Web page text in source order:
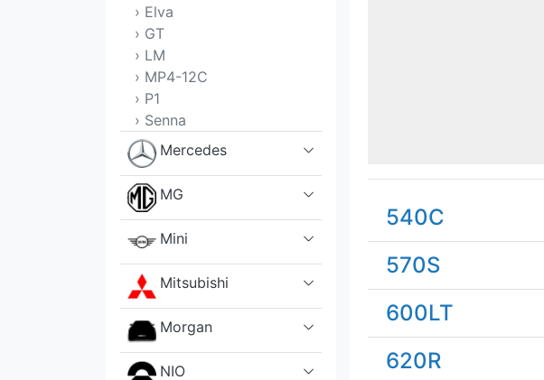
› Elva
› GT
› LM
› MP4-12C
› P1
› Senna
Mercedes
MG
Mini
Mitsubishi
Morgan
NIO
540C
570S
600LT
620R